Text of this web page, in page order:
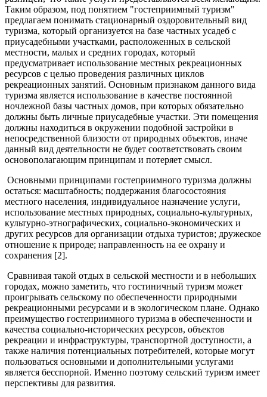
Таким образом, под понятием "гостеприимный туризм"
предлагаем понимать стационарный оздоровительный вид
туризма, который организуется на базе частных усадеб с
приусадебными участками, расположенных в сельской
местности, малых и средних городах, который
предусматривает использование местных рекреационных
ресурсов с целью проведения различных циклов
рекреационных занятий. Основным признаком данного вида
туризма является использование в качестве постоянной
ночлежной базы частных домов, при которых обязательно
должны быть личные приусадебные участки. Эти помещения
должны находиться в окружении подобной застройки в
непосредственной близости от природных объектов, иначе
данный вид деятельности не будет соответствовать своим
основополагающим принципам и потеряет смысл.
Основными принципами гостеприимного туризма должны
остаться: масштабность; поддержания благосостояния
местного населения, индивидуальное назначение услуги,
использование местных природных, социально-культурных,
культурно-этнографических, социально-экономических и
других ресурсов для организации отдыха туристов; дружеское
отношение к природе; направленность на ее охрану и
сохранения [2].
Сравнивая такой отдых в сельской местности и в небольших
городах, можно заметить, что гостиничный туризм может
проигрывать сельскому по обеспеченности природными
рекреационными ресурсами и в экологическом плане. Однако
преимущество гостеприимного туризма в обеспеченности и
качества социально-исторических ресурсов, объектов
рекреации и инфраструктуры, транспортной доступности, а
также наличия потенциальных потребителей, которые могут
пользоваться основными и дополнительными услугами
является бесспорной. Именно поэтому сельский туризм имеет
перспективы для развития.